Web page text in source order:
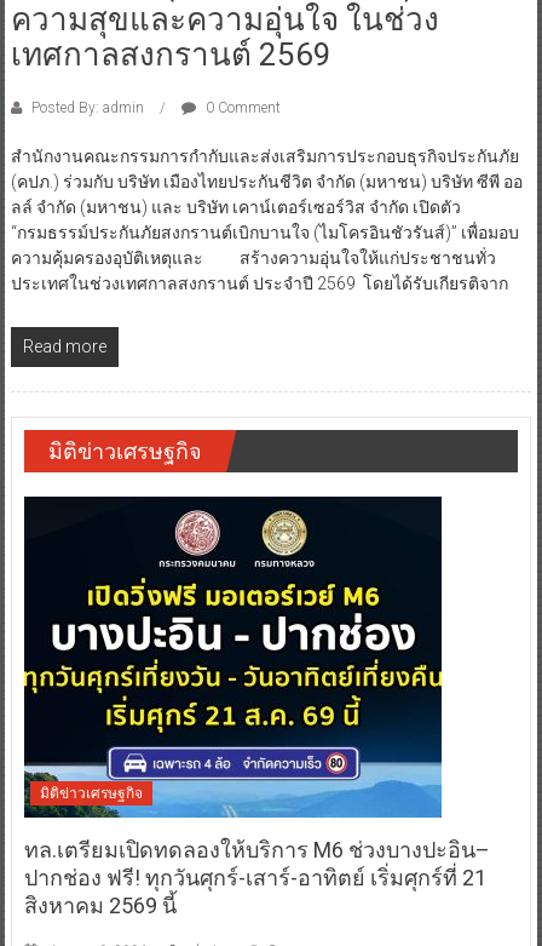
ความสุขและความอุ่นใจ ในช่วง
เทศกาลสงกรานต์ 2569
Posted By: admin 0 Comment
สำนักงานคณะกรรมการกำกับและส่งเสริมการประกอบธุรกิจประกันภัย
(คปภ.) ร่วมกับ บริษัท เมืองไทยประกันชีวิต จำกัด (มหาชน) บริษัท ซีพี ออ
ลล์ จำกัด (มหาชน) และ บริษัท เคาน์เตอร์เซอร์วิส จำกัด เปิดตัว
“กรมธรรม์ประกันภัยสงกรานต์เบิกบานใจ (ไมโครอินชัวรันส์)” เพื่อมอบ
ความคุ้มครองอุบัติเหตุและ สร้างความอุ่นใจให้แก่ประชาชนทั่ว
ประเทศในช่วงเทศกาลสงกรานต์ ประจำปี 2569 โดยได้รับเกียรติจาก
Read more
มิติข่าวเศรษฐกิจ
มิติข่าวเศรษฐกิจ
ทล.เตรียมเปิดทดลองให้บริการ M6 ช่วงบางปะอิน–
ปากช่อง ฟรี! ทุกวันศุกร์-เสาร์-อาทิตย์ เริ่มศุกร์ที่ 21
สิงหาคม 2569 นี้